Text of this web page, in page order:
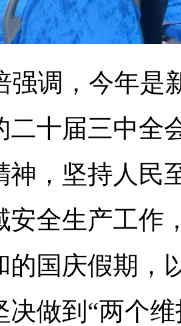
强调，今年是
二十届三中全
神，坚持人民
安全生产工作
的国庆假期，
决做到“两个维